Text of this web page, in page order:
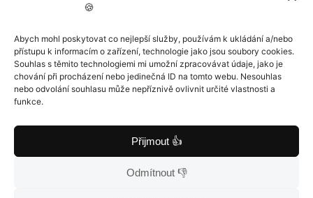
🍪
Abych mohl poskytovat co nejlepší služby, používám k ukládání a/nebo
přístupu k informacím o zařízení, technologie jako jsou soubory cookies.
Souhlas s těmito technologiemi mi umožní zpracovávat údaje, jako je
chování při procházení nebo jedinečná ID na tomto webu. Nesouhlas
nebo odvolání souhlasu může nepříznivě ovlivnit určité vlastnosti a
funkce.
Přijmout 👍
Odmítnout 👎
Úprava textu